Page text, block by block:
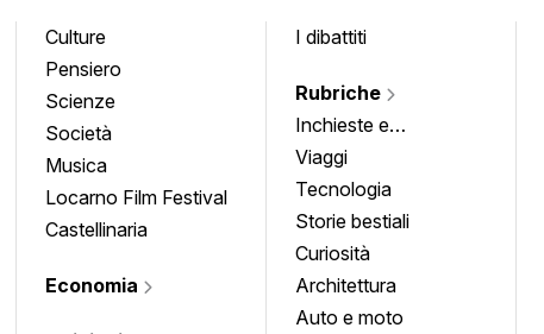
Culture
Pensiero
Scienze
Società
Musica
Locarno Film Festival
Castellinaria
Economia
I dibattiti
Rubriche
Inchieste e
approfondimenti
Viaggi
Tecnologia
Storie bestiali
Curiosità
Architettura
Auto e moto